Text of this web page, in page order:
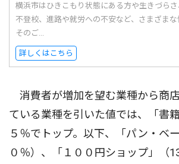
横浜市はひきこもり状態にある方や生きづらさ
不登校、進路や就労への不安など、さまざま
そのご...
詳しくはこちら
消費者が増加を望む業種から商
ている業種を引いた値では、「書
５％でトップ。以下、「パン・ベ
０％）、「１００円ショップ」（